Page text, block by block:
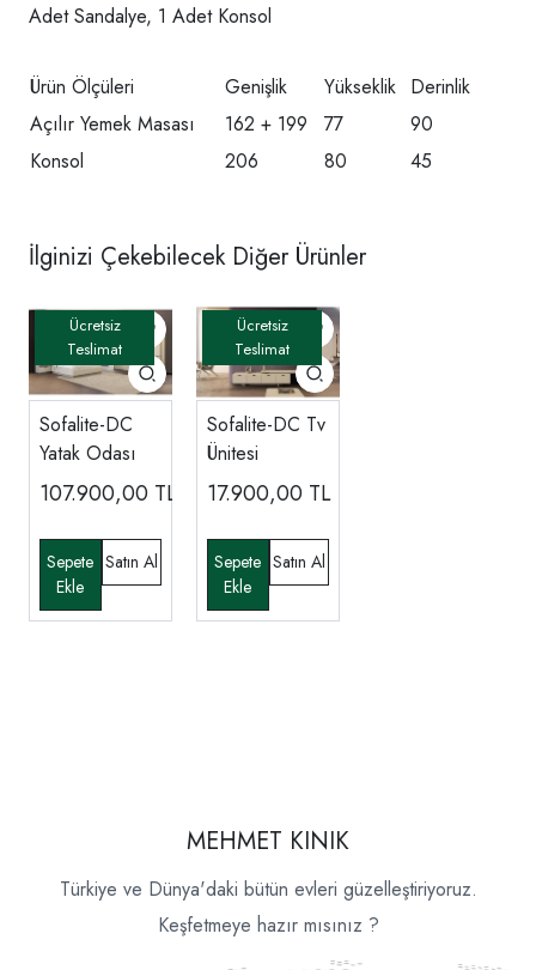
Adet Sandalye, 1 Adet Konsol
Ürün Ölçüleri Genişlik Yükseklik Derinlik
Açılır Yemek Masası
162 + 199 77
90
Konsol
206 80 45
İlginizi Çekebilecek Diğer Ürünler
Sofalite-DC
Yatak Odası
107.900,00 TL
Sofalite-DC Tv
Ünitesi
17.900,00 TL
MEHMET KINIK
Türkiye ve Dünya'daki bütün evleri güzelleştiriyoruz.
Keşfetmeye hazır mısınız ?